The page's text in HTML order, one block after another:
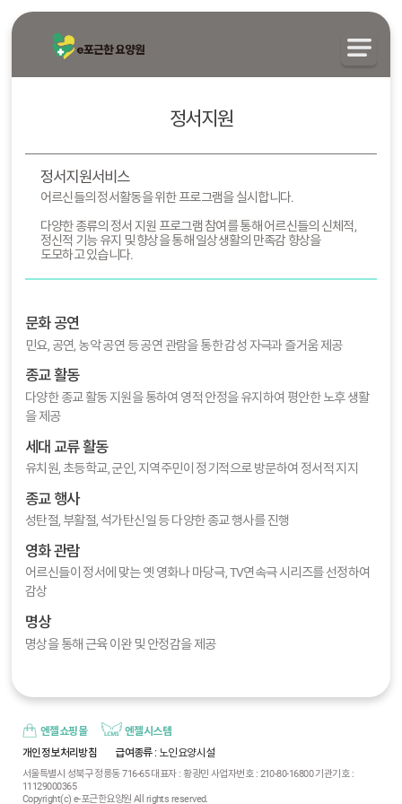
정서지원
정서지원서비스
어르신들의 정서활동을 위한 프로그램을 실시합니다.
다양한 종류의 정서 지원 프로그램 참여를 통해 어르신들의 신체적,
정신적 기능 유지 및 향상을 통해 일상생활의 만족감 향상을
도모하고 있습니다.
문화 공연
민요, 공연, 농악 공연 등 공연 관람을 통한 감성 자극과 즐거움 제공
종교 활동
다양한 종교 활동 지원을 통하여 영적 안정을 유지하여 평안한 노후 생활
을 제공
세대 교류 활동
유치원, 초등학교, 군인, 지역주민이 정기적으로 방문하여 정서적 지지
종교 행사
성탄절, 부활절, 석가탄신일 등 다양한 종교 행사를 진행
영화 관람
어르신들이 정서에 맞는 옛 영화나 마당극, TV연속극 시리즈를 선정하여
감상
명상
명상을 통해 근육 이완 및 안정감을 제공
엔젤쇼핑몰
엔젤시스템
개인정보처리방침
급여종류 : 노인요양시설
서울특별시 성북구 정릉동 716-65 대표자 : 황광민 사업자번호 : 210-80-16800 기관기호 :
11129000365
Copyright(c) e-포근한요양원 All rights reserved.